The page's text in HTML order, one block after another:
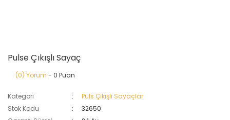
Pulse Çıkışlı Sayaç
(0) Yorum - 0 Puan
Kategori
Puls Çıkışlı Sayaçlar
Stok Kodu
32650